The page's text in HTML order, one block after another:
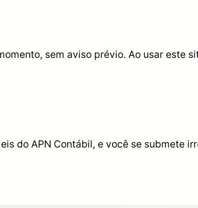
sem aviso prévio. Ao usar este
do APN Contábil, e você se submete